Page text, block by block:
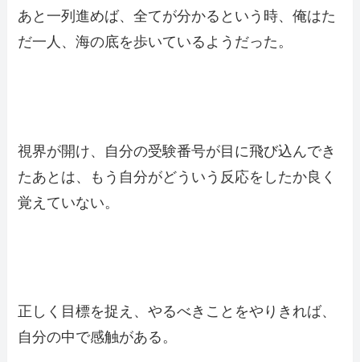
あと一列進めば、全てが分かるという時、俺はた
だ一人、海の底を歩いているようだった。
視界が開け、自分の受験番号が目に飛び込んでき
たあとは、もう自分がどういう反応をしたか良く
覚えていない。
正しく目標を捉え、やるべきことをやりきれば、
自分の中で感触がある。